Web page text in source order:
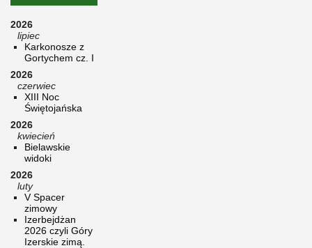
2026
lipiec
Karkonosze z
Gortychem cz. I
2026
czerwiec
XIII Noc
Świętojańska
2026
kwiecień
Bielawskie
widoki
2026
luty
V Spacer
zimowy
Izerbejdżan
2026 czyli Góry
Izerskie zimą.